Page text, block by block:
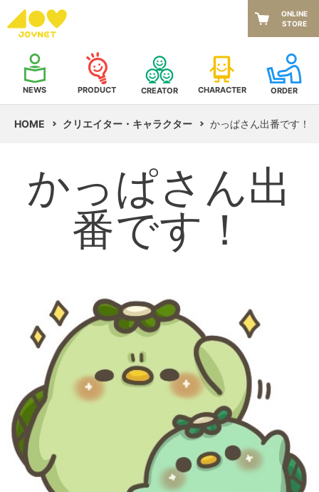
NEWS PRODUCT CREATOR CHARACTER ORDER
ONLINE
STORE
HOME クリエイター・キャラクター かっぱさん出番です！
かっぱさん出
番です！